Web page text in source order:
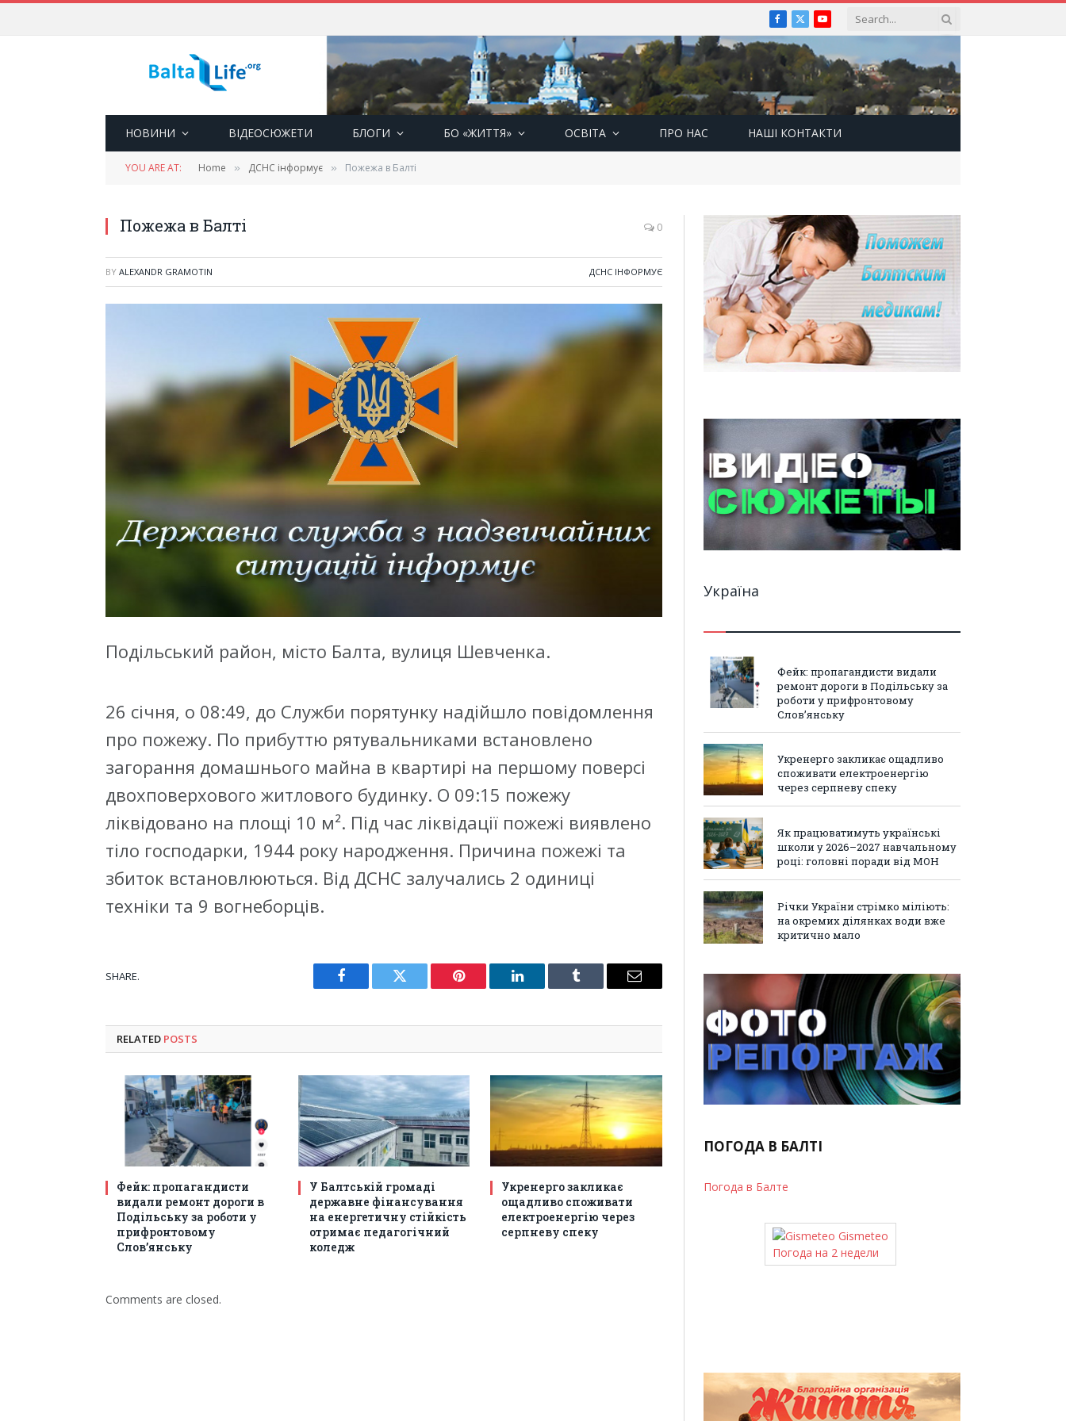
Facebook
X
(Twitter)
YouTube
НОВИНИ ВІДЕОСЮЖЕТИ БЛОГИ БО «ЖИТТЯ» ОСВІТА ПРО НАС НАШІ КОНТАКТИ
YOU ARE AT: Home » ДСНС інформує » Пожежа в Балті
Пожежа в Балті 0
BY ALEXANDR GRAMOTIN ДСНС ІНФОРМУЄ
Подільський район, місто Балта, вулиця Шевченка.
26 січня, о 08:49, до Служби порятунку надійшло повідомлення
про пожежу. По прибуттю рятувальниками встановлено
загорання домашнього майна в квартирі на першому поверсі
двохповерхового житлового будинку. О 09:15 пожежу
ліквідовано на площі 10 м². Під час ліквідації пожежі виявлено
тіло господарки, 1944 року народження. Причина пожежі та
збиток встановлюються. Від ДСНС залучались 2 одиниці
техніки та 9 вогнеборців.
SHARE.
Facebook Twitter Pinterest LinkedIn Tumblr Email
RELATED POSTS
Фейк: пропагандисти
видали ремонт дороги в
Подільську за роботи у
прифронтовому
Слов’янську
У Балтській громаді
державне фінансування
на енергетичну стійкість
отримає педагогічний
коледж
Укренерго закликає
ощадливо споживати
електроенергію через
серпневу спеку
Comments are closed.
Україна
Фейк: пропагандисти видали
ремонт дороги в Подільську за
роботи у прифронтовому
Слов’янську
Укренерго закликає ощадливо
споживати електроенергію
через серпневу спеку
Як працюватимуть українські
школи у 2026–2027 навчальному
році: головні поради від МОН
Річки України стрімко міліють:
на окремих ділянках води вже
критично мало
ПОГОДА В БАЛТІ
Погода в Балте
Gismeteo
Погода на 2 недели